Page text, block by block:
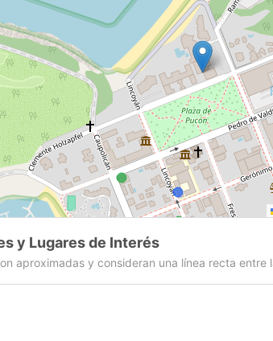
y Lugares de Interés
aproximadas y consideran una línea recta